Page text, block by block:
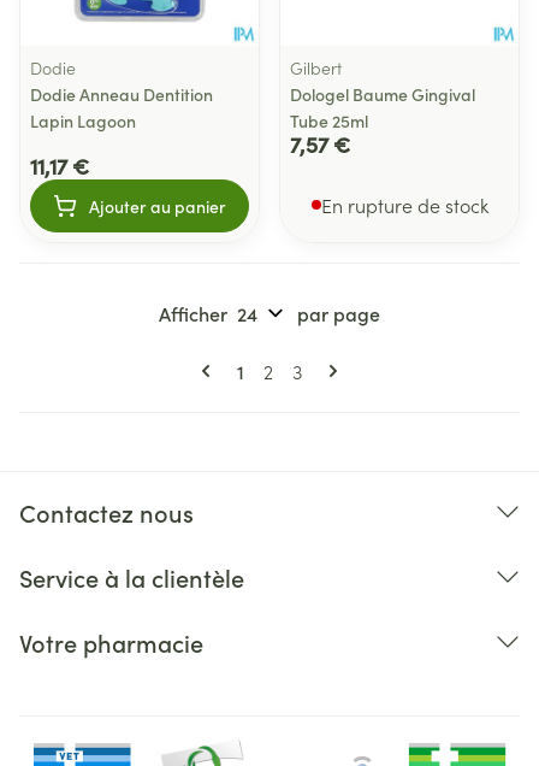
Dodie
Dodie Anneau Dentition
Lapin Lagoon
11,17 €
Ajouter au panier
Gilbert
Dologel Baume Gingival
Tube 25ml
7,57 €
En rupture de stock
Pages
Vous lisez actuellement la page
1 Page
2 Page
3
Afficher par page
Contactez nous
Service à la clientèle
Votre pharmacie